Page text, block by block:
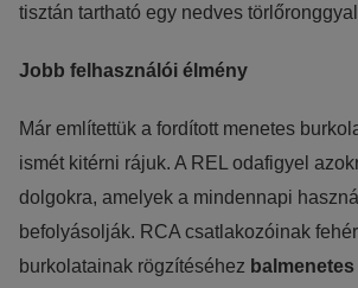
tisztán tartható egy nedves
Jobb felhasználói élmény
Már említettük a fordított menetes
ismét kitérni rájuk. A REL odafigyel
dolgokra, amelyek a mindennapi
befolyásolják. RCA csatlakozóinak
burkolatainak rögzítéséhez